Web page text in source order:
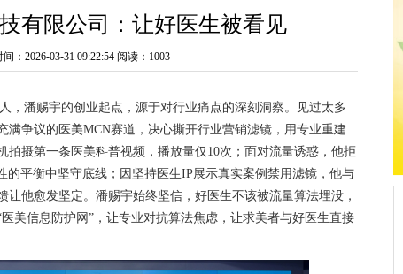
有限公司：让好医生被看见
：2026-03-31 09:22:54 阅读：1003
，潘赐宇的创业起点，源于对行业痛点的深刻洞察。见过太多
满争议的医美MCN赛道，决心撕开行业营销滤镜，用专业重建
拍摄第一条医美科普视频，播放量仅10次；面对流量诱惑，他拒
的平衡中坚守底线；因坚持医生IP展示真实案例禁用滤镜，他与
他愈发坚定。潘赐宇始终坚信，好医生不该被流量算法埋没，
美信息防护网”，让专业对抗算法焦虑，让求美者与好医生直接